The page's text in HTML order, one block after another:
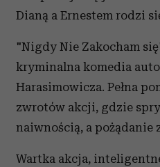
Dianą a Ernestem rodzi
"Nigdy Nie Zakocham
kryminalna komedia
Harasimowicza. Pełna
zwrotów akcji, gdzie
naiwnością, a pożądanie
Wartka akcja,